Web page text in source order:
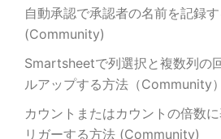
自動承認で承認者の名前を記録
(Community)
Smartsheetで列選択と複数列の
ルアップする方法（Community）
カウントまたはカウントの倍数
リガーする方法 (Community)